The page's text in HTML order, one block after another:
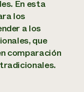
En esta
los
a los
que
comparación